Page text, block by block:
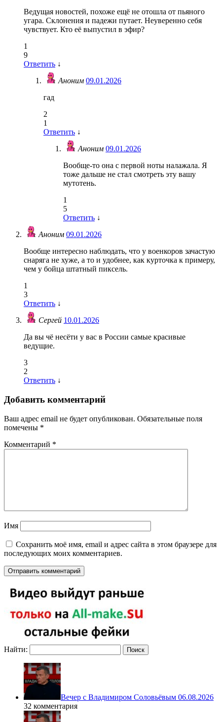
Ведущая новостей, похоже ещё не отошла от пьяного
угара. Склонения и падежи путает. Неуверенно себя
чувствует. Кто её выпустил в эфир?
1
9
Ответить ↓
Аноним 09.01.2026
гад
2
1
Ответить ↓
Аноним 09.01.2026
Вообще-то она с первой ноты налажала. Я
тоже дальше не стал смотреть эту вашу
мутотень.
1
5
Ответить ↓
Аноним 09.01.2026
Вообще интересно наблюдать, что у военкоров зачастую
снаряга не хуже, а то и удобнее, как курточка к примеру,
чем у бойца штатный пиксель.
1
3
Ответить ↓
Сергей 10.01.2026
Да вы чё несёти у вас в России самые красивые
ведущие.
3
2
Ответить ↓
Добавить комментарий
Ваш адрес email не будет опубликован. Обязательные поля
помечены *
Комментарий *
Имя
Сохранить моё имя, email и адрес сайта в этом браузере для
последующих моих комментариев.
Найти:
Вечер с Владимиром Соловьёвым 06.08.2026
32 комментария